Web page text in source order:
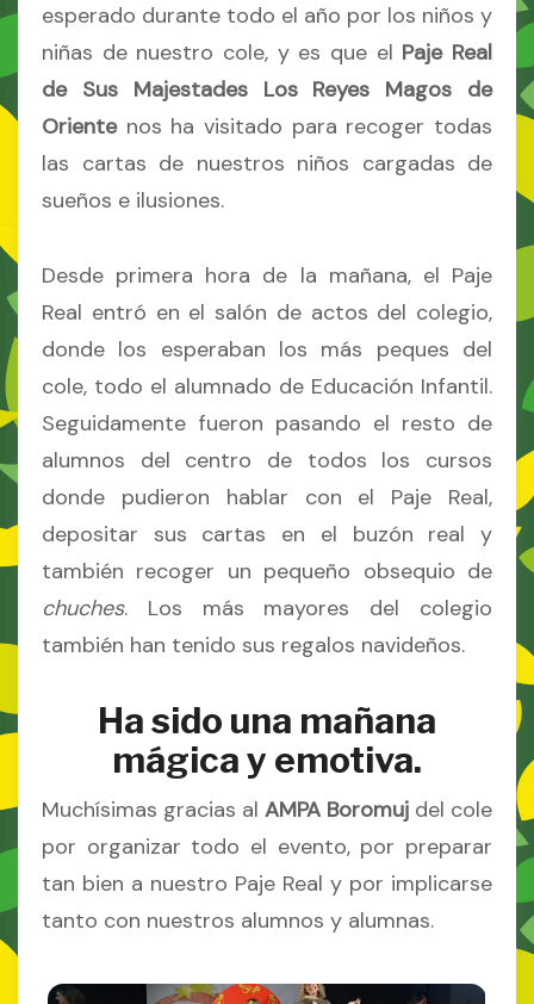
esperado durante todo el año por los niños y
niñas de nuestro cole, y es que el Paje Real
de Sus Majestades Los Reyes Magos de
Oriente nos ha visitado para recoger todas
las cartas de nuestros niños cargadas de
sueños e ilusiones.
Desde primera hora de la mañana, el Paje
Real entró en el salón de actos del colegio,
donde los esperaban los más peques del
cole, todo el alumnado de Educación Infantil.
Seguidamente fueron pasando el resto de
alumnos del centro de todos los cursos
donde pudieron hablar con el Paje Real,
depositar sus cartas en el buzón real y
también recoger un pequeño obsequio de
chuches. Los más mayores del colegio
también han tenido sus regalos navideños.
Ha sido una mañana
mágica y emotiva.
Muchísimas gracias al AMPA Boromuj del cole
por organizar todo el evento, por preparar
tan bien a nuestro Paje Real y por implicarse
tanto con nuestros alumnos y alumnas.